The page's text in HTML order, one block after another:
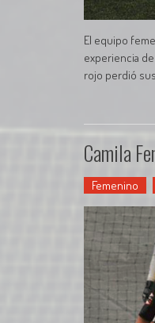
El equipo
experiencia
rojo perdió sus
Camila
Femenino